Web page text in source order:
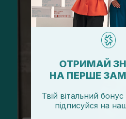
ОТРИМАЙ
НА ПЕРШЕ
Твій вітальний
підписуйся на